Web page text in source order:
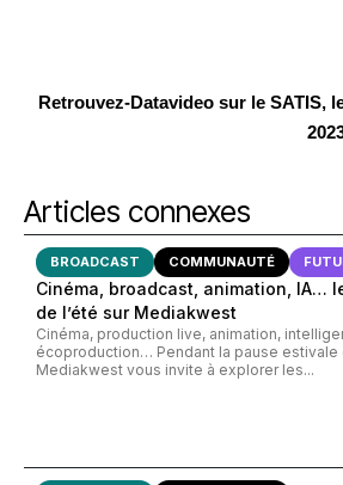
Retrouvez-Datavideo sur le SATIS,
Articles connexes
BROADCAST COMMUNAUTÉ
Cinéma, broadcast, animation, IA…
de l’été sur Mediakwest
Cinéma, production live, animation,
écoproduction… Pendant la pause estivale
Mediakwest vous invite à explorer les...